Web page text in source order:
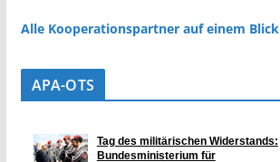
Alle Kooperationspartner auf einem Blick
APA-OTS